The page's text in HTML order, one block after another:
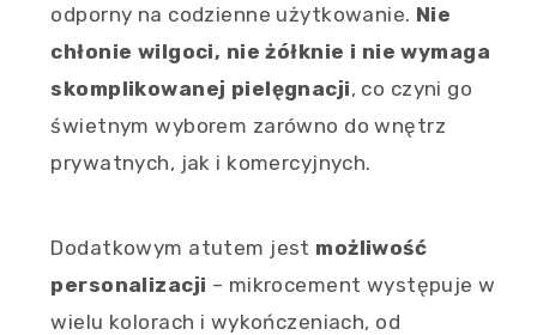
odporny na codzienne użytkowanie. Nie
chłonie wilgoci, nie żółknie i nie wymaga
skomplikowanej pielęgnacji, co czyni go
świetnym wyborem zarówno do wnętrz
prywatnych, jak i komercyjnych.
Dodatkowym atutem jest możliwość
personalizacji – mikrocement występuje w
wielu kolorach i wykończeniach, od